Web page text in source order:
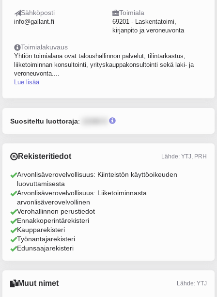
Sähköposti
info@gallant.fi
Toimiala
69201 - Laskentatoimi,
kirjanpito ja veroneuvonta
Toimialakuvaus
Yhtiön toimialana ovat taloushallinnon palvelut, tilintarkastus,
liiketoiminnan konsultointi, yrityskauppakonsultointi sekä laki- ja
veroneuvonta....
Lue lisää
Suositeltu luottoraja:
Rekisteritiedot Lähde: YTJ, PRH
Arvonlisäverovelvollisuus: Kiinteistön käyttöoikeuden
luovuttamisesta
Arvonlisäverovelvollisuus: Liiketoiminnasta
arvonlisäverovelvollinen
Verohallinnon perustiedot
Ennakkoperintärekisteri
Kaupparekisteri
Työnantajarekisteri
Edunsaajarekisteri
Muut nimet Lähde: YTJ